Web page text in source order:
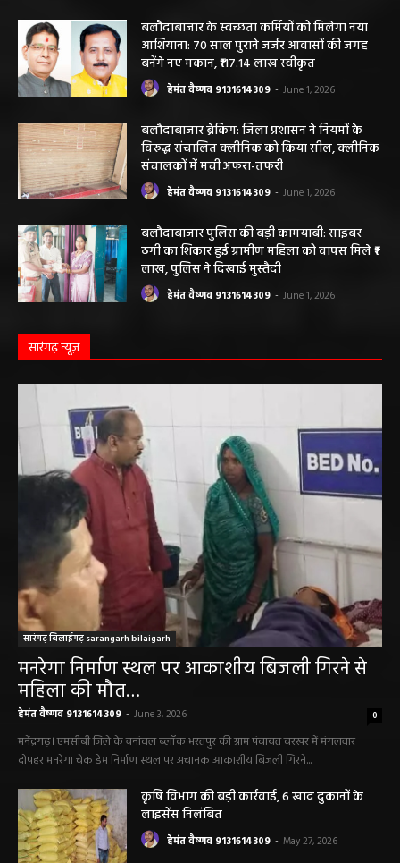
बलौदाबाजार के स्वच्छता कर्मियों को मिलेगा नया
आशियाना: 70 साल पुराने जर्जर आवासों की जगह
बनेंगे नए मकान, ₹117.14 लाख स्वीकृत
हेमंत वैष्णव 9131614309 - June 1, 2026
बलौदाबाजार ब्रेकिंग: जिला प्रशासन ने नियमों के
विरुद्ध संचालित क्लीनिक को किया सील, क्लीनिक
संचालकों में मची अफरा-तफरी
हेमंत वैष्णव 9131614309 - June 1, 2026
बलौदाबाजार पुलिस की बड़ी कामयाबी: साइबर
ठगी का शिकार हुई ग्रामीण महिला को वापस मिले ₹1
लाख, पुलिस ने दिखाई मुस्तैदी
हेमंत वैष्णव 9131614309 - June 1, 2026
सारंगढ़ न्यूज़
सारंगढ़ बिलाईगढ़ sarangarh bilaigarh
मनरेगा निर्माण स्थल पर आकाशीय बिजली गिरने से
महिला की मौत…
हेमंत वैष्णव 9131614309 - June 3, 2026 0
मनेंद्रगढ़। एमसीबी जिले के वनांचल ब्लॉक भरतपुर की ग्राम पंचायत चरखर में मंगलवार
दोपहर मनरेगा चेक डेम निर्माण स्थल पर अचानक आकाशीय बिजली गिरने...
कृषि विभाग की बड़ी कार्रवाई, 6 खाद दुकानों के
लाइसेंस निलंबित
हेमंत वैष्णव 9131614309 - May 27, 2026